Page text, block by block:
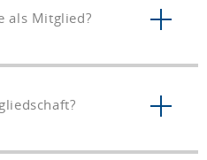
als Mitglied?